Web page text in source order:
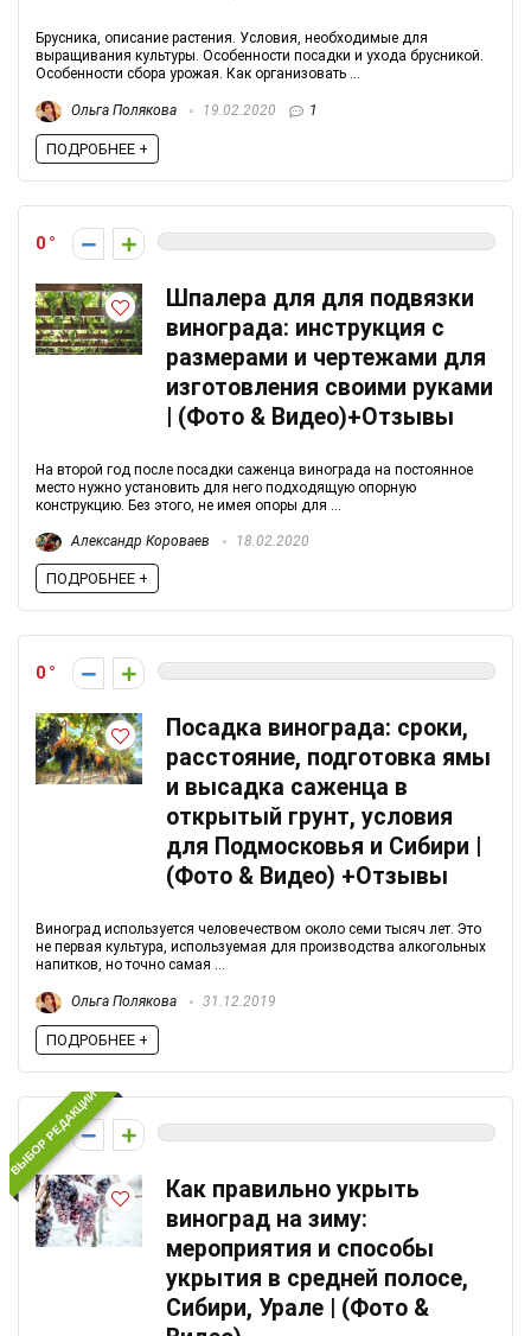
Брусника, описание растения. Условия, необходимые для
выращивания культуры. Особенности посадки и ухода брусникой.
Особенности сбора урожая. Как организовать ...
Ольга Полякова 19.02.2020 1
ПОДРОБНЕЕ +
0
Шпалера для для подвязки
винограда: инструкция с
размерами и чертежами для
изготовления своими руками
| (Фото & Видео)+Отзывы
На второй год после посадки саженца винограда на постоянное
место нужно установить для него подходящую опорную
конструкцию. Без этого, не имея опоры для ...
Александр Короваев 18.02.2020
ПОДРОБНЕЕ +
0
Посадка винограда: сроки,
расстояние, подготовка ямы
и высадка саженца в
открытый грунт, условия
для Подмосковья и Сибири |
(Фото & Видео) +Отзывы
Виноград используется человечеством около семи тысяч лет. Это
не первая культура, используемая для производства алкогольных
напитков, но точно самая ...
Ольга Полякова 31.12.2019
ПОДРОБНЕЕ +
ВЫБОР РЕДАКЦИИ
0
Как правильно укрыть
виноград на зиму:
мероприятия и способы
укрытия в средней полосе,
Сибири, Урале | (Фото &